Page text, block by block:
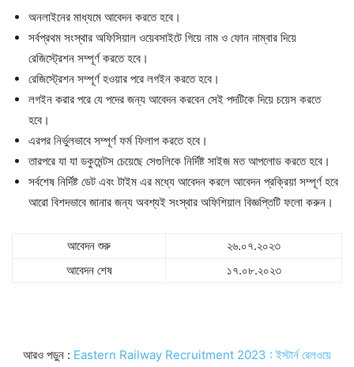
অনলাইনের মাধ্যমে আবেদন করতে হবে।
সর্বপ্রথম সংস্থার অফিসিয়াল ওয়েবসাইটে গিয়ে নাম ও ফোন নাম্বার দিয়ে
রেজিস্ট্রেশন সম্পূর্ণ করতে হবে।
রেজিস্ট্রেশন সম্পূর্ণ হওয়ার পরে লগইন করতে হবে।
লগইন করার পরে যে পদের জন্য আবেদন করবেন সেই পদটিকে দিয়ে চয়েস করতে
হবে।
এরপর নির্ভুলভাবে সম্পূর্ণ ফর্ম ফিলাপ করতে হবে।
তারপরে যা যা ডকুমেন্টস চেয়েছে সেগুলিকে নির্দিষ্ট সাইজ মত আপলোড করতে হবে।
সর্বশেষ নির্দিষ্ট ডেট এবং টাইম এর মধ্যে আবেদন করলে আবেদন প্রক্রিয়া সম্পূর্ণ হবে
আরো বিশদভাবে জানার জন্য অবশ্যই সংস্থার অফিশিয়াল বিজ্ঞপ্তিটি ফলো করুন।
আবেদন শুরু
২৬.০৭.২০২৩
আবেদন শেষ
১৭.০৮.২০২৩
আরও পড়ুন : Eastern Railway Recruitment 2023 : ইস্টার্ন রেলওয়ে